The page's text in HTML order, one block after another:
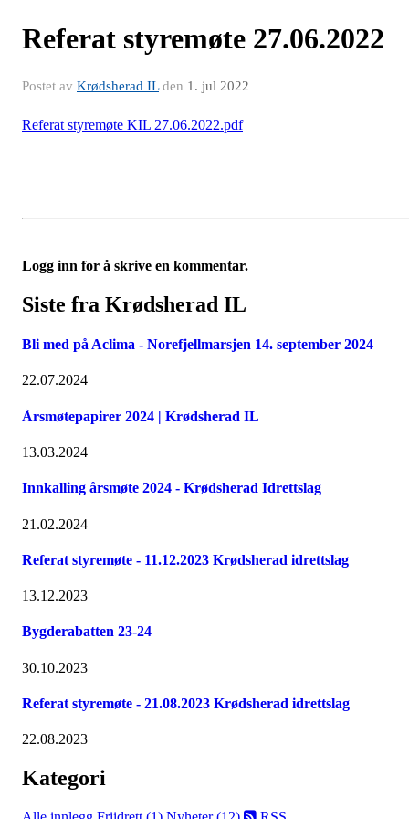
Referat styremøte 27.06.2022
Postet av Krødsherad ILden 1. jul 2022
Referat styremøte KIL 27.06.2022.pdf
Logg inn for å skrive en kommentar.
Siste fra Krødsherad IL
Bli med på Aclima - Norefjellmarsjen 14. september 2024
22.07.2024
Årsmøtepapirer 2024 | Krødsherad IL
13.03.2024
Innkalling årsmøte 2024 - Krødsherad Idrettslag
21.02.2024
Referat styremøte - 11.12.2023 Krødsherad idrettslag
13.12.2023
Bygderabatten 23-24
30.10.2023
Referat styremøte - 21.08.2023 Krødsherad idrettslag
22.08.2023
Kategori